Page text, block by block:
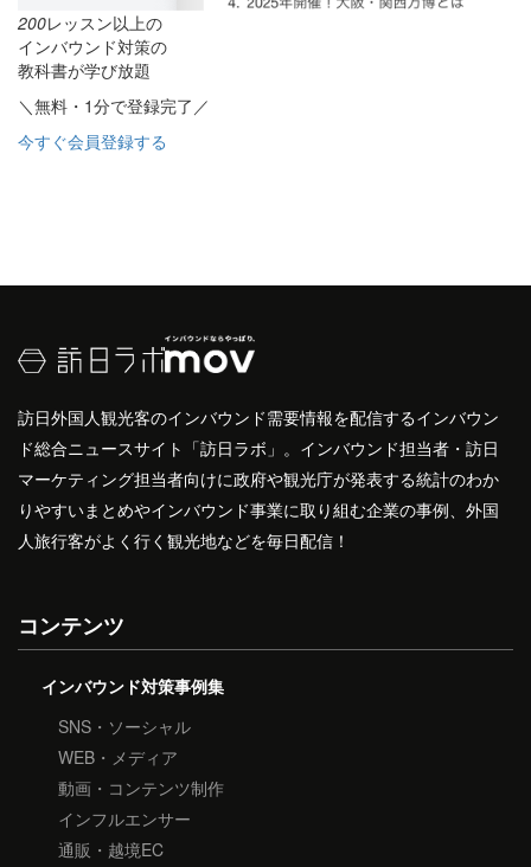
200レッスン以上の
インバウンド対策の
教科書が学び放題
＼無料・1分で登録完了／
今すぐ会員登録する
訪日外国人観光客のインバウンド需要情報を配信するインバウン
ド総合ニュースサイト「訪日ラボ」。インバウンド担当者・訪日
マーケティング担当者向けに政府や観光庁が発表する統計のわか
りやすいまとめやインバウンド事業に取り組む企業の事例、外国
人旅行客がよく行く観光地などを毎日配信！
コンテンツ
インバウンド対策事例集
SNS・ソーシャル
WEB・メディア
動画・コンテンツ制作
インフルエンサー
通販・越境EC